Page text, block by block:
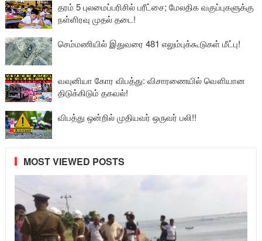
தரம் 5 புலமைப்பரிசில் பரீட்சை; மேலதிக வகுப்புகளுக்கு
நள்ளிரவு முதல் தடை!
செம்மணியில் இதுவரை 481 எலும்புக்கூடுகள் மீட்பு!
வவுனியா கோர விபத்து: விசாரணையில் வௌியான
திடுக்கிடும் தகவல்!
விபத்து ஒன்றில் முதியவர் ஒருவர் பலி!!
MOST VIEWED POSTS